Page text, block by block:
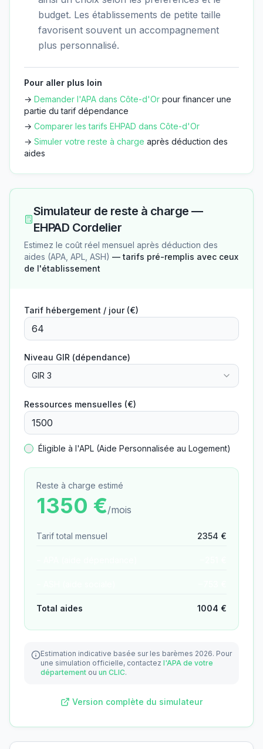
budget. Les établissements de petite taille
favorisent souvent un accompagnement
plus personnalisé.
Pour aller plus loin
→ Demander l'APA dans Côte-d'Or pour financer une
partie du tarif dépendance
→ Comparer les tarifs EHPAD dans Côte-d'Or
→ Simuler votre reste à charge après déduction des
aides
Simulateur de reste à charge —
EHPAD Cordelier
Estimez le coût réel mensuel après déduction des
aides (APA, APL, ASH) — tarifs pré-remplis avec ceux
de l'établissement
Tarif hébergement / jour (€)
Niveau GIR (dépendance)
GIR 3
Ressources mensuelles (€)
Éligible à l'APL (Aide Personnalisée au Logement)
Reste à charge estimé
1350 €/mois
Tarif total mensuel 2354 €
Total aides 1004 €
Estimation indicative basée sur les barèmes 2026. Pour
une simulation officielle, contactez l'APA de votre
département ou un CLIC.
Version complète du simulateur